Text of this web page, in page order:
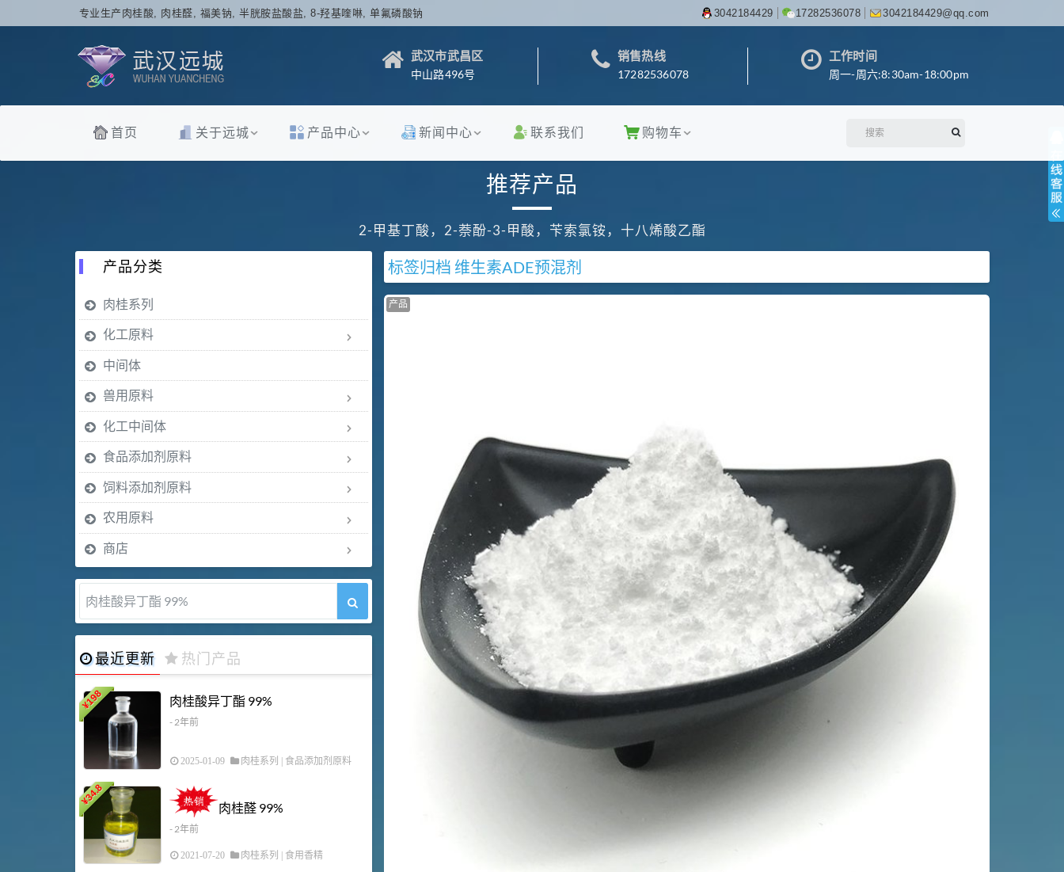
专业生产肉桂酸, 肉桂醛, 福美钠, 半胱胺盐酸盐, 8-羟基喹啉, 单氟磷酸钠 3042184429 17282536078 3042184429@qq.com
武汉市武昌区
中山路496号
销售热线
17282536078
工作时间
周一-周六:8:30am-18:00pm
首页 关于远城 产品中心 新闻中心 联系我们 购物车
推荐产品
2-甲基丁酸，2-萘酚-3-甲酸，苄索氯铵，十八烯酸乙酯
标签归档 维生素ADE预混剂
产品
产品分类
肉桂系列
化工原料
中间体
兽用原料
化工中间体
食品添加剂原料
饲料添加剂原料
农用原料
商店
肉桂醛 99%
最近更新 热门产品
¥
198 肉桂酸异丁酯 99%
- 2年前
2025-01-09 肉桂系列 | 食品添加剂原料
¥
34.8
肉桂醛 99%
- 2年前
2021-07-20 肉桂系列 食用香精
1 胍基乙酸 98%
浏览量 - 10w+